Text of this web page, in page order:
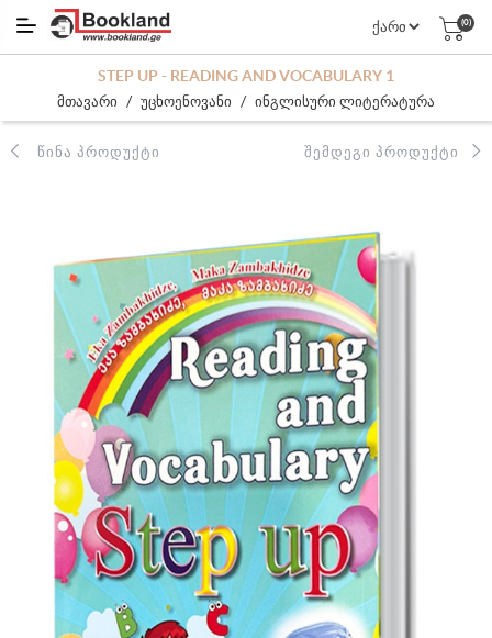
(0)
STEP UP - READING AND VOCABULARY 1
მთავარი / უცხოენოვანი / ინგლისური ლიტერატურა
ᲬᲘᲜᲐ ᲞᲠᲝᲓᲣᲥᲢᲘ ᲨᲔᲛᲓᲔᲒᲘ ᲞᲠᲝᲓᲣᲥᲢᲘ